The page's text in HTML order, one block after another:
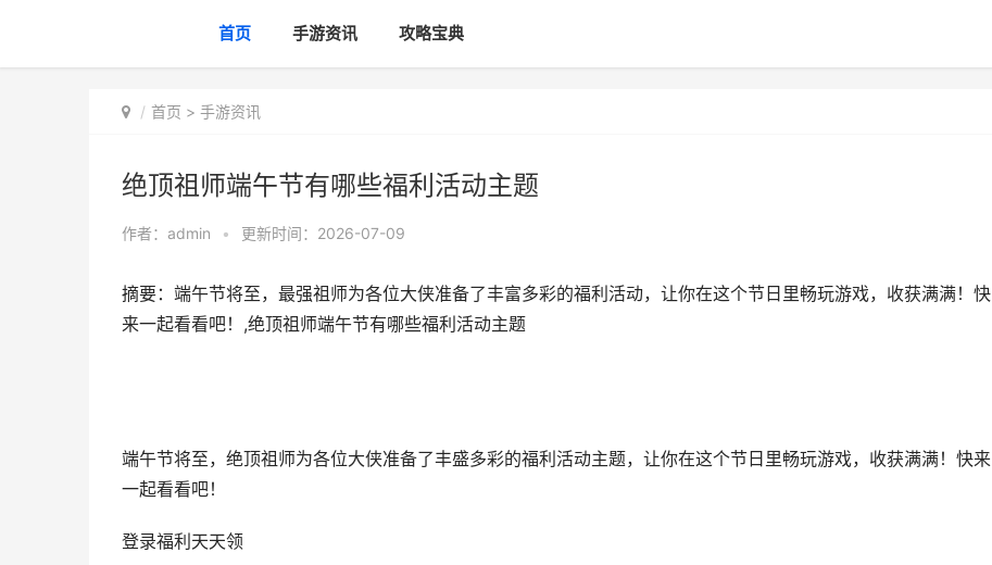
首页 手游资讯 攻略宝典
首页 > 手游资讯
绝顶祖师端午节有哪些福利活动主题
作者： admin • 更新时间：2026-07-09
摘要：端午节将至，最强祖师为各位大侠准备了丰富多彩的福利活动，让你在这个节日里畅玩游戏，收获满满！快
来一起看看吧！,绝顶祖师端午节有哪些福利活动主题
端午节将至，绝顶祖师为各位大侠准备了丰盛多彩的福利活动主题，让你在这个节日里畅玩游戏，收获满满！快来
一起看看吧！
登录福利天天领